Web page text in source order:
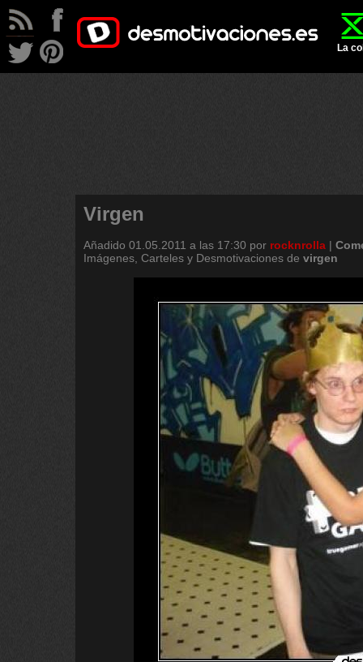
La
Virgen
Añadido 01.05.2011 a las 17:30 por rocknrolla |
Imágenes, Carteles y Desmotivaciones de virgen